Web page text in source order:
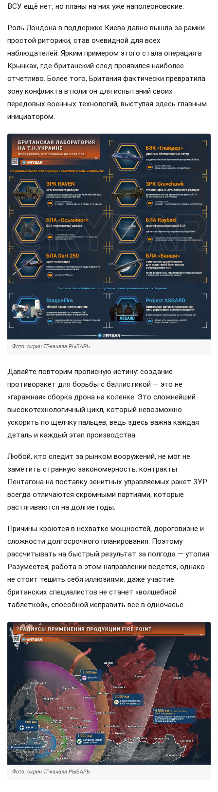
ВСУ ещё нет, но планы на них уже наполеоновские.
Роль Лондона в поддержке Киева давно вышла за рамки
простой риторики, став очевидной для всех
наблюдателей. Ярким примером этого стала операция в
Крынках, где британский след проявился наиболее
отчетливо. Более того, Британия фактически превратила
зону конфликта в полигон для испытаний своих
передовых военных технологий, выступая здесь главным
инициатором.
Фото: скрин ТГ-канала РЫБАРЬ
Давайте повторим прописную истину: создание
противоракет для борьбы с баллистикой — это не
«гаражная» сборка дрона на коленке. Это сложнейший
высокотехнологичный цикл, который невозможно
ускорить по щелчку пальцев, ведь здесь важна каждая
деталь и каждый этап производства.
Любой, кто следит за рынком вооружений, не мог не
заметить странную закономерность: контракты
Пентагона на поставку зенитных управляемых ракет ЗУР
всегда отличаются скромными партиями, которые
растягиваются на долгие годы.
Причины кроются в нехватке мощностей, дороговизне и
сложности долгосрочного планирования. Поэтому
рассчитывать на быстрый результат за полгода — утопия.
Разумеется, работа в этом направлении ведется, однако
не стоит тешить себя иллюзиями: даже участие
британских специалистов не станет «волшебной
таблеткой», способной исправить всё в одночасье.
Фото: скрин ТГ-канала РЫБАРЬ